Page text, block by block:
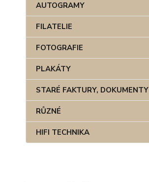
AUTOGRAMY
FILATELIE
FOTOGRAFIE
PLAKÁTY
STARÉ FAKTURY, DOKUMENTY
RŮZNÉ
HIFI TECHNIKA